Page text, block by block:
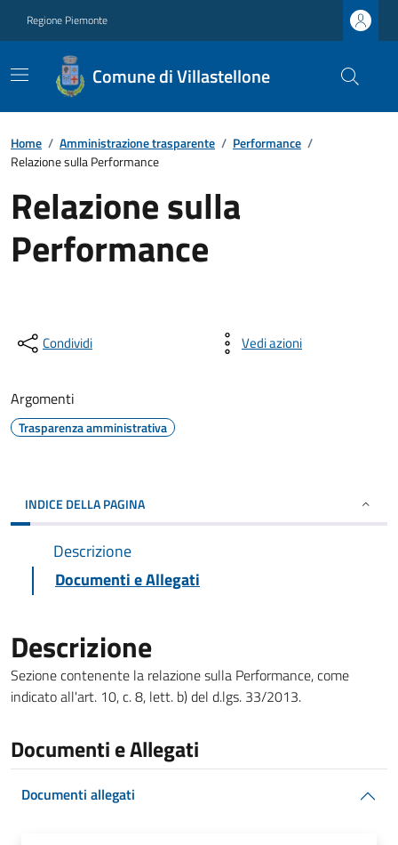
Regione Piemonte
Comune di Villastellone
Home / Amministrazione trasparente / Performance /
Relazione sulla Performance
Relazione sulla
Performance
Condividi Vedi azioni
Argomenti
Trasparenza amministrativa
INDICE DELLA PAGINA
Descrizione
Documenti e Allegati
Descrizione
Sezione contenente la relazione sulla Performance, come
indicato all'art. 10, c. 8, lett. b) del d.lgs. 33/2013.
Documenti e Allegati
Documenti allegati